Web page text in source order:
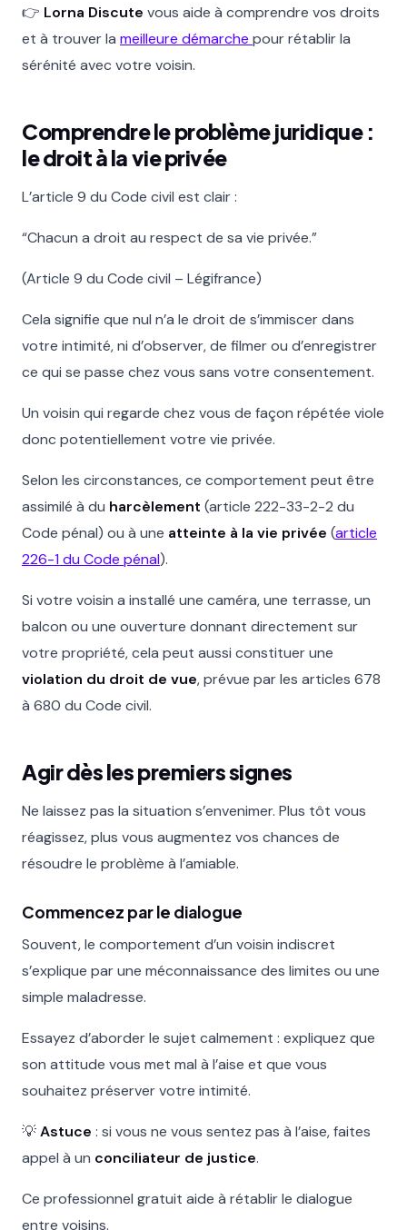
👉 Lorna Discute vous aide à comprendre vos droits
et à trouver la meilleure démarche pour rétablir la
sérénité avec votre voisin.
Comprendre le problème juridique :
le droit à la vie privée
L’article 9 du Code civil est clair :
“Chacun a droit au respect de sa vie privée.”
(Article 9 du Code civil – Légifrance)
Cela signifie que nul n’a le droit de s’immiscer dans
votre intimité, ni d’observer, de filmer ou d’enregistrer
ce qui se passe chez vous sans votre consentement.
Un voisin qui regarde chez vous de façon répétée viole
donc potentiellement votre vie privée.
Selon les circonstances, ce comportement peut être
assimilé à du harcèlement (article 222-33-2-2 du
Code pénal) ou à une atteinte à la vie privée (article
226-1 du Code pénal).
Si votre voisin a installé une caméra, une terrasse, un
balcon ou une ouverture donnant directement sur
votre propriété, cela peut aussi constituer une
violation du droit de vue, prévue par les articles 678
à 680 du Code civil.
Agir dès les premiers signes
Ne laissez pas la situation s’envenimer. Plus tôt vous
réagissez, plus vous augmentez vos chances de
résoudre le problème à l’amiable.
Commencez par le dialogue
Souvent, le comportement d’un voisin indiscret
s’explique par une méconnaissance des limites ou une
simple maladresse.
Essayez d’aborder le sujet calmement : expliquez que
son attitude vous met mal à l’aise et que vous
souhaitez préserver votre intimité.
💡Astuce : si vous ne vous sentez pas à l’aise, faites
appel à un conciliateur de justice.
Ce professionnel gratuit aide à rétablir le dialogue
entre voisins.